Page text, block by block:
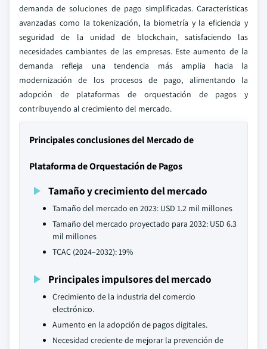
demanda de soluciones de pago simplificadas. Características
avanzadas como la tokenización, la biometría y la eficiencia y
seguridad de la unidad de blockchain, satisfaciendo las
necesidades cambiantes de las empresas. Este aumento de la
demanda refleja una tendencia más amplia hacia la
modernización de los procesos de pago, alimentando la
adopción de plataformas de orquestación de pagos y
contribuyendo al crecimiento del mercado.
Principales conclusiones del Mercado de
Plataforma de Orquestación de Pagos
Tamaño y crecimiento del mercado
Tamaño del mercado en 2023: USD 1.2 mil millones
Tamaño del mercado proyectado para 2032: USD 6.3
mil millones
TCAC (2024–2032): 19%
Principales impulsores del mercado
Crecimiento de la industria del comercio
electrónico.
Aumento en la adopción de pagos digitales.
Necesidad creciente de mejorar la prevención de